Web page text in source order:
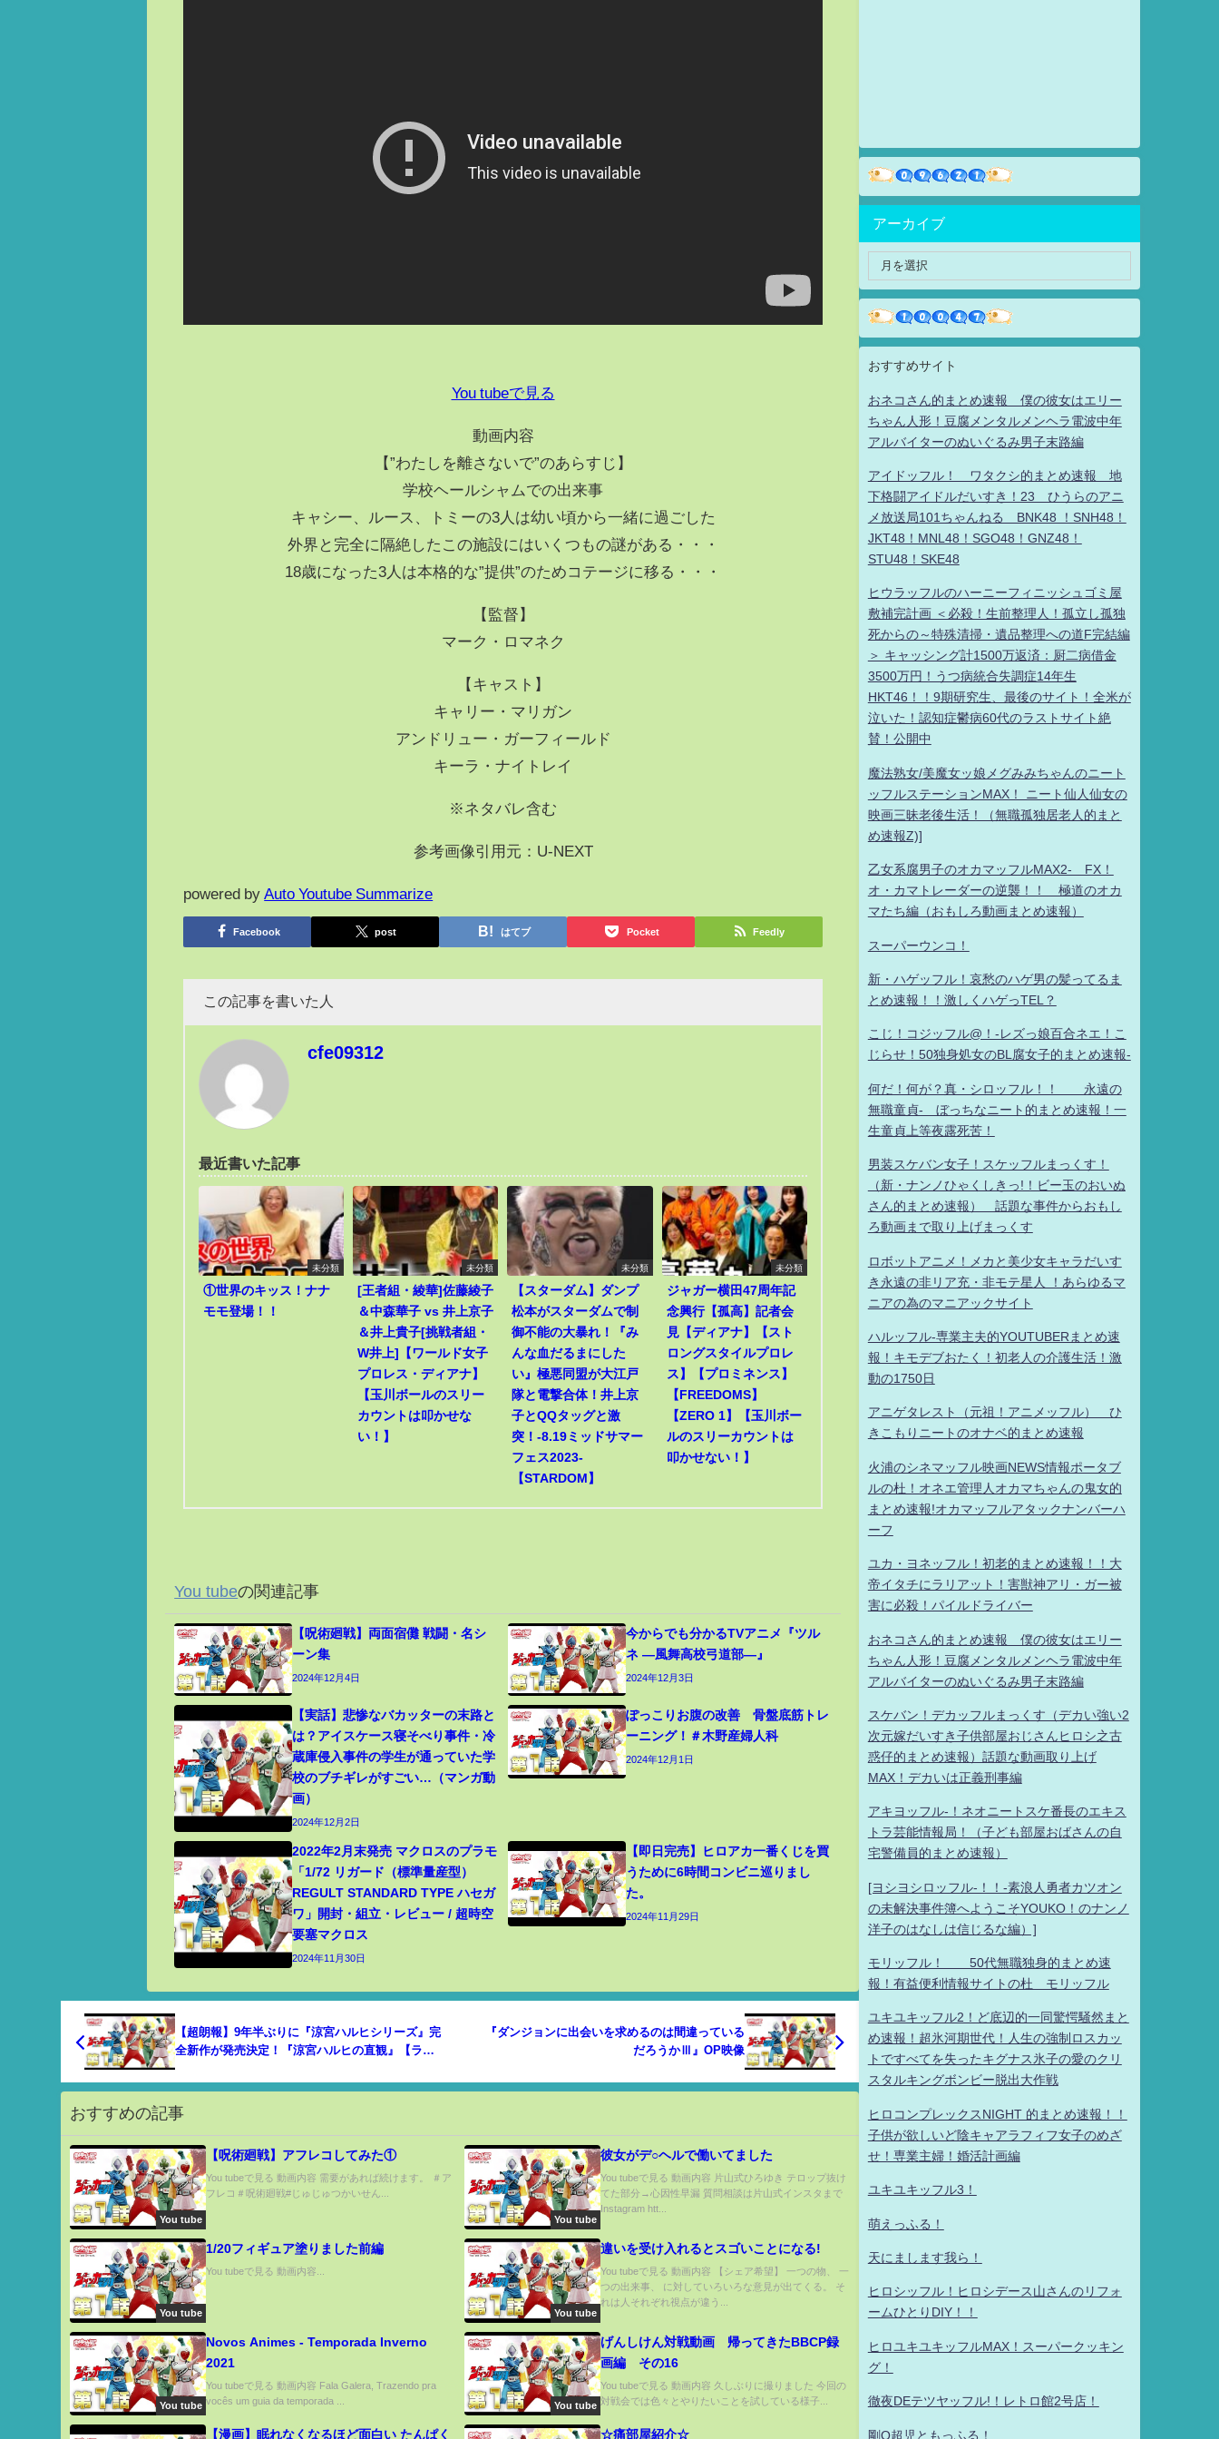
You tubeで見る
動画内容
【”わたしを離さないで”のあらすじ】
学校ヘールシャムでの出来事
キャシー、ルース、トミーの3人は幼い頃から一緒に過ごした
外界と完全に隔絶したこの施設にはいくつもの謎がある・・・
18歳になった3人は本格的な”提供”のためコテージに移る・・・
【監督】
マーク・ロマネク
【キャスト】
キャリー・マリガン
アンドリュー・ガーフィールド
キーラ・ナイトレイ
※ネタバレ含む
参考画像引用元：U-NEXT
powered by Auto Youtube Summarize
Facebook post はてブ Pocket Feedly
この記事を書いた人
cfe09312
最近書いた記事
未分類
①世界のキッス！ナナ
モモ登場！！
未分類
[王者組・綾華]佐藤綾子
＆中森華子 vs 井上京子
＆井上貴子[挑戦者組・
W井上]【ワールド女子
プロレス・ディアナ】
【玉川ボールのスリー
カウントは叩かせな
い！】
未分類
【スターダム】ダンプ
松本がスターダムで制
御不能の大暴れ！『み
んな血だるまにした
い』極悪同盟が大江戸
隊と電撃合体！井上京
子とQQタッグと激
突！-8.19ミッドサマー
フェス2023-
【STARDOM】
未分類
ジャガー横田47周年記
念興行【孤高】記者会
見【ディアナ】【スト
ロングスタイルプロレ
ス】【プロミネンス】
【FREEDOMS】
【ZERO 1】【玉川ボー
ルのスリーカウントは
叩かせない！】
You tubeの関連記事
【呪術廻戦】両面宿儺 戦闘・名シ
ーン集
2024年12月4日
今からでも分かるTVアニメ『ツル
ネ ―風舞高校弓道部―』
2024年12月3日
【実話】悲惨なバカッターの末路と
は？アイスケース寝そべり事件・冷
蔵庫侵入事件の学生が通っていた学
校のブチギレがすごい…（マンガ動
画）
2024年12月2日
ぽっこりお腹の改善 骨盤底筋トレ
ーニング！＃木野産婦人科
2024年12月1日
2022年2月末発売 マクロスのプラモ
「1/72 リガード（標準量産型）
REGULT STANDARD TYPE ハセガ
ワ」開封・組立・レビュー / 超時空
要塞マクロス
2024年11月30日
【即日完売】ヒロアカ一番くじを買
うために6時間コンビニ巡りまし
た。
2024年11月29日
【超朗報】9年半ぶりに『涼宮ハルヒシリーズ』完
全新作が発売決定！『涼宮ハルヒの直観』【ラノ
『ダンジョンに出会いを求めるのは間違っている
だろうかⅢ』OP映像
おすすめの記事
You tube
【呪術廻戦】アフレコしてみた①
You tubeで見る 動画内容 需要があれば続けます。 ＃ア
フレコ＃呪術廻戦#じゅじゅつかいせん...
You tube
彼女がデ○ヘルで働いてました
You tubeで見る 動画内容 片山式ひろゆき テロップ抜け
てた部分→心因性早漏 質問相談は片山式インスタまで
Instagram htt...
You tube
1/20フィギュア塗りました前編
You tubeで見る 動画内容...
You tube
違いを受け入れるとスゴいことになる!
You tubeで見る 動画内容 【シェア希望】 一つの物、 一
つの出来事、 に対していろいろな意見が出てくる。 そ
れは人それぞれ視点が違う...
You tube
Novos Animes - Temporada Inverno
2021
You tubeで見る 動画内容 Fala Galera, Trazendo pra
vocês um guia da temporada ...
You tube
げんしけん対戦動画 帰ってきたBBCP録
画編 その16
You tubeで見る 動画内容 久しぶりに撮りました 今回の
対戦会では色々とやりたいことを試している様子...
【漫画】眠れなくなるほど面白い たんぱく ☆痛部屋紹介☆
アーカイブ
おすすめサイト
おネコさん的まとめ速報 僕の彼女はエリー
ちゃん人形！豆腐メンタルメンヘラ電波中年
アルバイターのぬいぐるみ男子末路編
アイドッフル！ ワタクシ的まとめ速報 地
下格闘アイドルだいすき！23 ひうらのアニ
メ放送局101ちゃんねる BNK48 ！SNH48！
JKT48！MNL48！SGO48！GNZ48！
STU48！SKE48
ヒウラッフルのハーニーフィニッシュゴミ屋
敷補完計画 ＜必殺！生前整理人！孤立し孤独
死からの～特殊清掃・遺品整理への道F完結編
＞ キャッシング計1500万返済：厨二病借金
3500万円！うつ病統合失調症14年生
HKT46！！9期研究生、最後のサイト！全米が
泣いた！認知症鬱病60代のラストサイト絶
賛！公開中
魔法熟女/美魔女ッ娘メグみみちゃんのニート
ッフルステーションMAX！ ニート仙人仙女の
映画三昧老後生活！（無職孤独居老人的まと
め速報Z)]
乙女系腐男子のオカマッフルMAX2- FX！
オ・カマトレーダーの逆襲！！ 極道のオカ
マたち編（おもしろ動画まとめ速報）
スーパーウンコ！
新・ハゲッフル！哀愁のハゲ男の髪ってるま
とめ速報！！激しくハゲっTEL？
こじ！コジッフル@！-レズっ娘百合ネエ！こ
じらせ！50独身処女のBL腐女子的まとめ速報-
何だ！何が？真・シロッフル！！ 永遠の
無職童貞- ぼっちなニート的まとめ速報！一
生童貞上等夜露死苦！
男装スケバン女子！スケッフルまっくす！
（新・ナンノひゃくしきっ!！ビー玉のおいぬ
さん的まとめ速報） 話題な事件からおもし
ろ動画まで取り上げまっくす
ロボットアニメ！メカと美少女キャラだいす
き永遠の非リア充・非モテ星人 ！あらゆるマ
ニアの為のマニアックサイト
ハルッフル-専業主夫的YOUTUBERまとめ速
報！キモデブおたく！初老人の介護生活！激
動の1750日
アニゲタレスト（元祖！アニメッフル） ひ
きこもりニートのオナベ的まとめ速報
火浦のシネマッフル映画NEWS情報ポータブ
ルの杜！オネエ管理人オカマちゃんの鬼女的
まとめ速報!オカマッフルアタックナンバーハ
ーフ
ユカ・ヨネッフル！初老的まとめ速報！！大
帝イタチにラリアット！害獣神アリ・ガー被
害に必殺！パイルドライバー
おネコさん的まとめ速報 僕の彼女はエリー
ちゃん人形！豆腐メンタルメンヘラ電波中年
アルバイターのぬいぐるみ男子末路編
スケバン！デカッフルまっくす（デカい強い2
次元嫁だいすき子供部屋おじさんヒロシ之古
惑仔的まとめ速報）話題な動画取り上げ
MAX！デカいは正義刑事編
アキヨッフル-！ネオニートスケ番長のエキス
トラ芸能情報局！（子ども部屋おばさんの自
宅警備員的まとめ速報）
[ヨシヨシロッフル-！！-素浪人勇者カツオン
の未解決事件簿へようこそYOUKO！のナンノ
洋子のはなしは信じるな編）]
モリッフル！ 50代無職独身的まとめ速
報！有益便利情報サイトの杜 モリッフル
ユキユキッフル2！ど底辺的一同驚愕騒然まと
め速報！超氷河期世代！人生の強制ロスカッ
トですべてを失ったキグナス氷子の愛のクリ
スタルキングボンビー脱出大作戦
ヒロコンプレックスNIGHT 的まとめ速報！！
子供が欲しいど陰キャアラフィフ女子のめざ
せ！専業主婦！婚活計画編
ユキユキッフル3！
萌えっふる！
天にまします我ら！
ヒロシッフル！ヒロシデース山さんのリフォ
ームひとりDIY！！
ヒロユキユキッフルMAX！スーパークッキン
グ！
徹夜DEテツヤッフル!！レトロ館2号店！
剛Q超児ともっふる！